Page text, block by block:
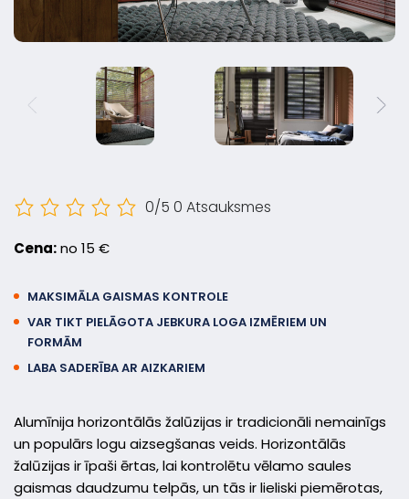
0/5 0 Atsauksmes
Cena:no 15 €
MAKSIMĀLA GAISMAS KONTROLE
VAR TIKT PIELĀGOTA JEBKURA LOGA IZMĒRIEM UN
FORMĀM
LABA SADERĪBA AR AIZKARIEM
Alumīnija horizontālās žalūzijas ir tradicionāli nemainīgs
un populārs logu aizsegšanas veids. Horizontālās
žalūzijas ir īpaši ērtas, lai kontrolētu vēlamo saules
gaismas daudzumu telpās, un tās ir lieliski piemērotas,